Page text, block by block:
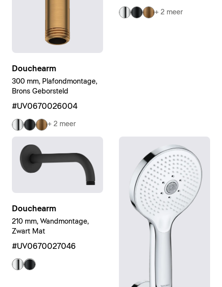
Douchearm
300 mm, Plafondmontage,
Brons Geborsteld
#UV0670026004
+ 2 meer
+ 2 meer
Douchearm
210 mm, Wandmontage,
Zwart Mat
#UV0670027046